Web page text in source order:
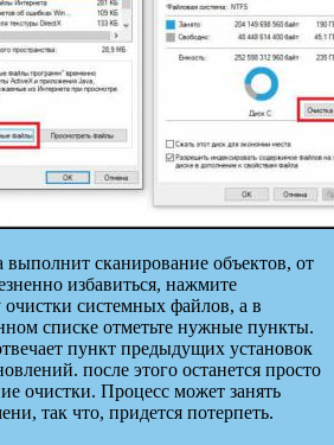
выполнит сканирование объектов, от
избавиться, нажмите
системных файлов, а в
списке отметьте нужные пункты.
пункт предыдущих установок
после этого останется просто
очистки. Процесс может занять
так что, придется потерпеть.